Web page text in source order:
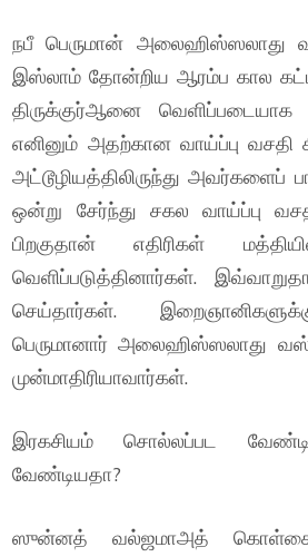
நபீ பெருமான் அலைஹிஸ்ஸலாது
இஸ்லாம் தோன்றிய ஆரம்ப கால
திருக்குர்ஆனை
எனினும் அதற்கான வாய்ப்பு வசதி
அட்டூழியத்திலிருந்து அவர்களைப்
ஒன்று சேர்ந்து சகல வாய்ப்பு
பிறகுதான் எதிரிகள்
வெளிப்படுத்தினார்கள்.
செய்தார்கள்.
பெருமானார் அலைஹிஸ்ஸலாது
முன்மாதிரியாவார்கள்.
இரகசியம் சொல்லப்பட
வேண்டியதா?
ஸுன்னத் வல்ஜமாஅத்